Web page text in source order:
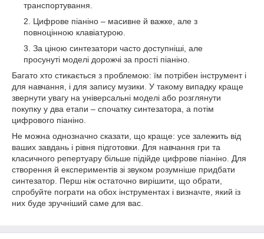
транспортування.
Цифрове піаніно – масивне й важке, але з
повноцінною клавіатурою.
За ціною синтезатори часто доступніші, але
просунуті моделі дорожчі за прості піаніно.
Багато хто стикається з проблемою: їм потрібен інструмент і
для навчання, і для запису музики. У такому випадку краще
звернути увагу на універсальні моделі або розглянути
покупку у два етапи – спочатку синтезатора, а потім
цифрового піаніно.
Не можна однозначно сказати, що краще: усе залежить від
ваших завдань і рівня підготовки. Для навчання гри та
класичного репертуару більше підійде цифрове піаніно. Для
створення й експериментів зі звуком розумніше придбати
синтезатор. Перш ніж остаточно вирішити, що обрати,
спробуйте пограти на обох інструментах і визначте, який із
них буде зручніший саме для вас.